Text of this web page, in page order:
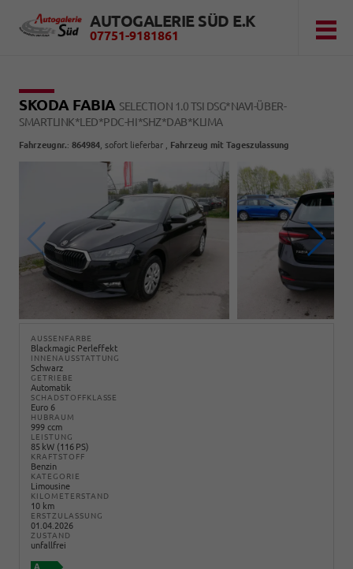
AUTOGALERIE SÜD E.K
07751-9181861
SKODA FABIA SELECTION 1.0 TSI DSG*NAVI-ÜBER-
SMARTLINK*LED*PDC-HI*SHZ*DAB*KLIMA
Fahrzeugnr.: 864984 sofort lieferbar Fahrzeug mit Tageszulassung
AUSSENFARBE
Blackmagic Perleffekt
INNENAUSSTATTUNG
Schwarz
GETRIEBE
Automatik
SCHADSTOFFKLASSE
Euro 6
HUBRAUM
999 ccm
LEISTUNG
85 kW (116 PS)
KRAFTSTOFF
Benzin
KATEGORIE
Limousine
KILOMETERSTAND
10 km
ERSTZULASSUNG
01.04.2026
ZUSTAND
unfallfrei